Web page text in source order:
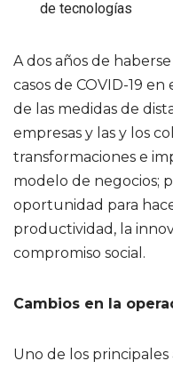
de tecnologías
A dos años de
casos de COVID-19
de las medidas de
empresas y las y los
transformaciones e
modelo de negocios;
oportunidad para
productividad, la
compromiso social.
Cambios en la
Uno de los